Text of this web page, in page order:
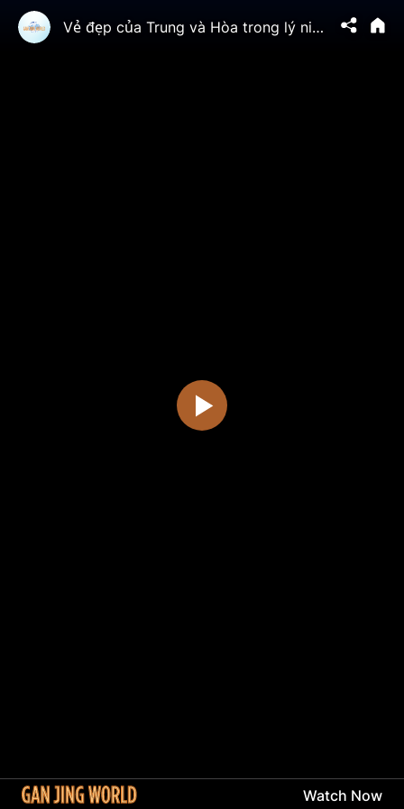
Vẻ đẹp của Trung và Hòa trong lý niệm truyền thống | TTV - Văn Hóa
Watch Now